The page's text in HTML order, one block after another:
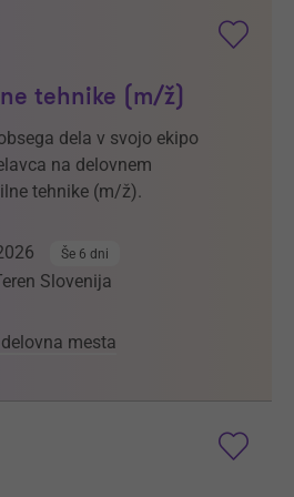
tehnike (m/ž)
dela v svojo ekipo
na delovnem
tehnike (m/ž).
Še 6 dni
Slovenija
mesta